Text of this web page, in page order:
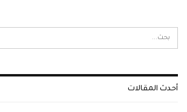
أحدث المقالات